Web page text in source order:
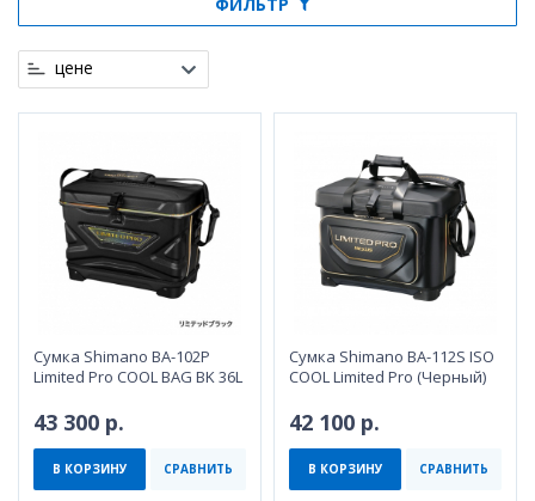
цене
Сумка Shimano BA-102P
Limited Pro COOL BAG BK 36L
43 300 р.
В КОРЗИНУ СРАВНИТЬ
Сумка Shimano BA-112S ISO
COOL Limited Pro (Черный)
42 100 р.
В КОРЗИНУ СРАВНИТЬ